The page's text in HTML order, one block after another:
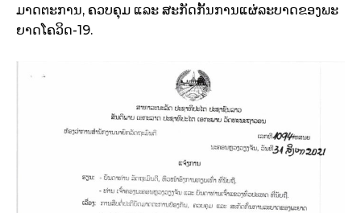
ມາດຕະການ, ຄວບຄຸມ ແລະ ສະກັດກັ້ນການແຜ່ລະບາດຂອງພະ
ຍາດໂຄວິດ-19.